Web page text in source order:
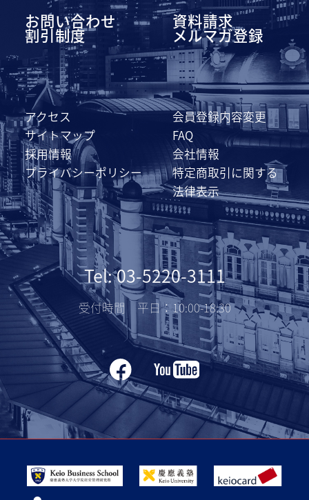
お問い合わせ 資料請求
割引制度 メルマガ登録
アクセス
会員登録内容変更
サイトマップ
FAQ
採用情報
会社情報
プライバシーポリシー
特定商取引に関する
法律表示
Tel: 03-5220-3111
受付時間 平日：10:00-18:30